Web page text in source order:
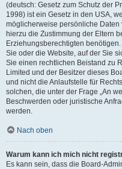
(deutsch: Gesetz zum Schutz der
1998) ist ein Gesetz in den USA,
möglicherweise persönliche
hierzu die Zustimmung der Eltern
Erziehungsberechtigten
Sie oder die Website, auf der Sie
Sie einen rechtlichen Beistand zu
Limited und der Besitzer dieses
und nicht die Anlaufstelle für
solchen, die unter der Frage „An
Beschwerden oder juristische
werden.
Nach oben
Warum kann ich mich nicht
Es kann sein, dass die Board-